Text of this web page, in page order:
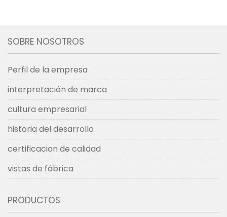
SOBRE NOSOTROS
Perfil de la empresa
interpretación de marca
cultura empresarial
historia del desarrollo
certificacion de calidad
vistas de fábrica
PRODUCTOS